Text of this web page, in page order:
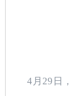
4月29日